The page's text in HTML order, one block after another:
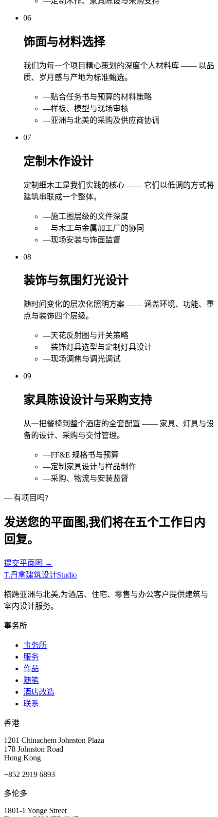
06
饰面与材料选择
我们为每一个项目精心策划的深度个人材料库 —— 以品
质、岁月感与产地为标准甄选。
—贴合任务书与预算的材料策略
—样板、模型与现场审核
—亚洲与北美的采购及供应商协调
07
定制木作设计
定制细木工是我们实践的核心 —— 它们以低调的方式将
建筑串联成一个整体。
—施工图层级的文件深度
—与木工与金属加工厂的协同
—现场安装与饰面监督
08
装饰与氛围灯光设计
随时间变化的层次化照明方案 —— 涵盖环境、功能、重
点与装饰四个层级。
—天花反射图与开关策略
—装饰灯具选型与定制灯具设计
—现场调焦与调光调试
09
家具陈设设计与采购支持
从一把餐椅到整个酒店的全套配置 —— 家具、灯具与设
备的设计、采购与交付管理。
—FF&E 规格书与预算
—定制家具设计与样品制作
—采购、物流与安装监督
— 有项目吗?
发送您的平面图,我们将在五个工作日内
回复。
提交平面图 →
T.丹拿建筑设计Studio
横跨亚洲与北美,为酒店、住宅、零售与办公客户提供建筑与
室内设计服务。
事务所
事务所
服务
作品
随笔
酒店改造
联系
香港
1201 Chinachem Johnston Plaza
178 Johnston Road
Hong Kong
+852 2919 6893
多伦多
1801-1 Yonge Street